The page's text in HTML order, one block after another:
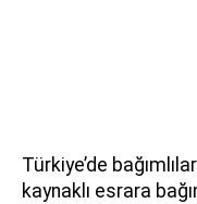
Türkiye’de
kaynaklı esrara